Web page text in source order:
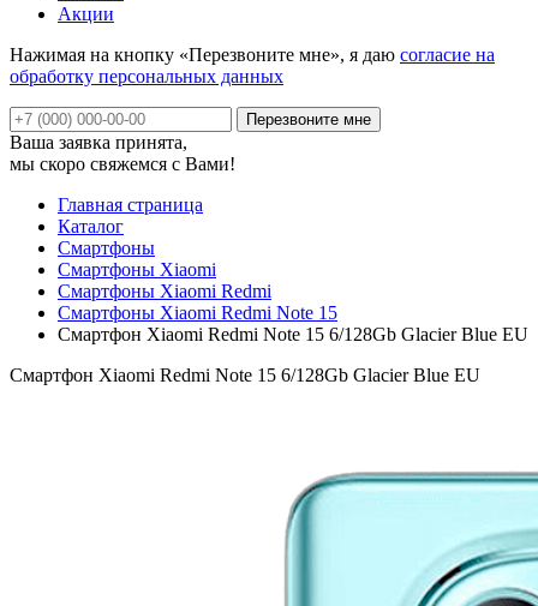
Акции
Нажимая на кнопку «Перезвоните мне», я даю согласие на
обработку персональных данных
Ваша заявка принята,
мы скоро свяжемся с Вами!
Главная страница
Каталог
Смартфоны
Смартфоны Xiaomi
Смартфоны Xiaomi Redmi
Смартфоны Xiaomi Redmi Note 15
Смартфон Xiaomi Redmi Note 15 6/128Gb Glacier Blue EU
Смартфон Xiaomi Redmi Note 15 6/128Gb Glacier Blue EU